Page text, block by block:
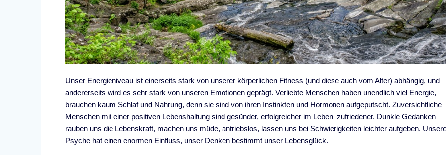
Unser Energieniveau ist einerseits stark von unserer körperlichen Fitness (und diese auch vom Alter) abhängig, und
andererseits wird es sehr stark von unseren Emotionen geprägt. Verliebte Menschen haben unendlich viel Energie,
brauchen kaum Schlaf und Nahrung, denn sie sind von ihren Instinkten und Hormonen aufgeputscht. Zuversichtliche
Menschen mit einer positiven Lebenshaltung sind gesünder, erfolgreicher im Leben, zufriedener. Dunkle Gedanken
rauben uns die Lebenskraft, machen uns müde, antriebslos, lassen uns bei Schwierigkeiten leichter aufgeben.
Psyche hat einen enormen Einfluss, unser Denken bestimmt unser Lebensglück.